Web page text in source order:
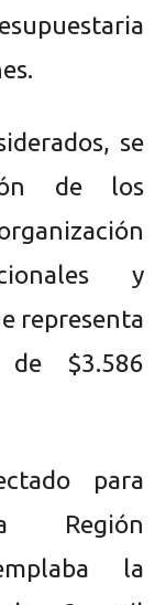
se
de los
y
representa
$3.586
para
Región
la